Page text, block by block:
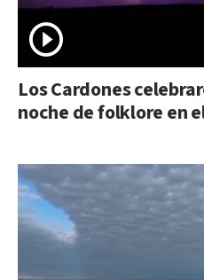
Los Cardones
noche de folklore en